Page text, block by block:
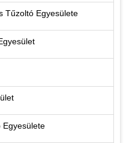
Tűzoltó Egyesülete
Egyesülete